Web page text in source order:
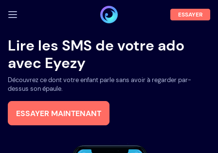
SE CONNECTER
Démo
Fonctions
Blog
ESSAYER
Lire les SMS de votre ado
avec Eyezy
Découvrez ce dont votre enfant parle sans avoir à regarder par-
dessus son épaule.
ESSAYER MAINTENANT